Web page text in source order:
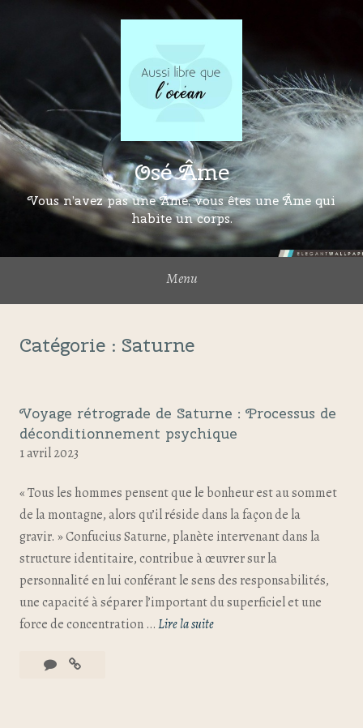
Osé Âme
Vous n’avez pas une Âme, vous êtes une Âme qui
habite un corps.
Menu
Catégorie : Saturne
Voyage rétrograde de Saturne : Processus de
déconditionnement psychique
1 avril 2023
« Tous les hommes pensent que le bonheur est au sommet
de la montagne, alors qu’il réside dans la façon de la
gravir. » Confucius Saturne, planète intervenant dans la
structure identitaire, contribue à œuvrer sur la
personnalité en lui conférant le sens des responsabilités,
une capacité à séparer l’important du superficiel et une
force de concentration …Lire la suite